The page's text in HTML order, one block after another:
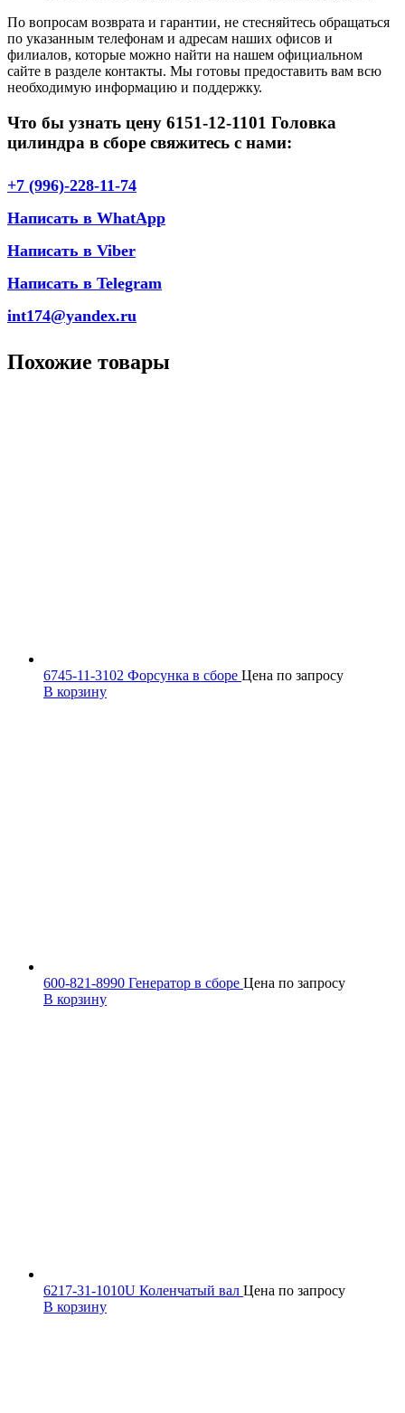
По вопросам возврата и гарантии, не стесняйтесь обращаться
по указанным телефонам и адресам наших офисов и
филиалов, которые можно найти на нашем официальном
сайте в разделе контакты. Мы готовы предоставить вам всю
необходимую информацию и поддержку.
Что бы узнать цену 6151-12-1101 Головка
цилиндра в сборе свяжитесь с нами:
+7 (996)-228-11-74
Написать в WhatApp
Написать в Viber
Написать в Telegram
int174@yandex.ru
Похожие товары
6745-11-3102 Форсунка в сборе Цена по запросу
В корзину
600-821-8990 Генератор в сборе Цена по запросу
В корзину
6217-31-1010U Коленчатый вал Цена по запросу
В корзину